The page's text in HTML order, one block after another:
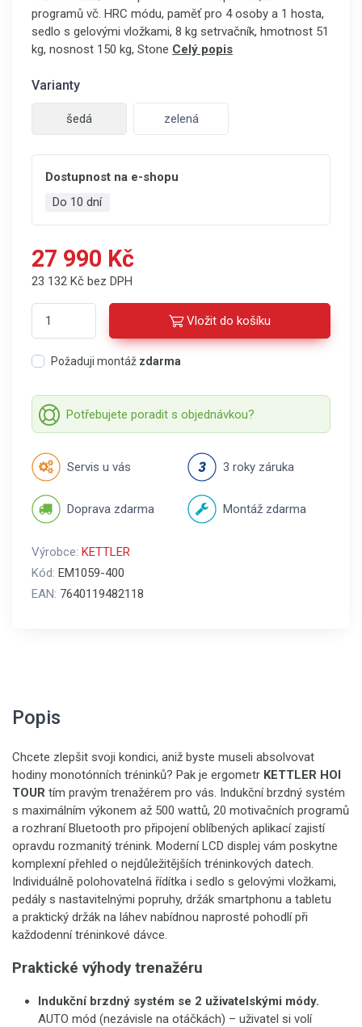
programů vč. HRC módu, paměť pro 4 osoby a 1 hosta,
sedlo s gelovými vložkami, 8 kg setrvačník, hmotnost 51
kg, nosnost 150 kg, Stone Celý popis
Varianty
šedá zelená
Dostupnost na e-shopu
Do 10 dní
27 990 Kč
23 132 Kč bez DPH
Vložit do košíku
Požaduji montáž zdarma
Potřebujete poradit s objednávkou?
Servis u vás 3 roky záruka
Doprava zdarma Montáž zdarma
Výrobce: KETTLER
Kód: EM1059-400
EAN: 7640119482118
Popis
Chcete zlepšit svoji kondici, aniž byste museli absolvovat
hodiny monotónních tréninků? Pak je ergometr KETTLER HOI
TOUR tím pravým trenažérem pro vás. Indukční brzdný systém
s maximálním výkonem až 500 wattů, 20 motivačních programů
a rozhraní Bluetooth pro připojení oblíbených aplikací zajistí
opravdu rozmanitý trénink. Moderní LCD displej vám poskytne
komplexní přehled o nejdůležitějších tréninkových datech.
Individuálně polohovatelná řídítka i sedlo s gelovými vložkami,
pedály s nastavitelnými popruhy, držák smartphonu a tabletu
a praktický držák na láhev nabídnou naprosté pohodlí při
každodenní tréninkové dávce.
Praktické výhody trenažéru
Indukční brzdný systém se 2 uživatelskými módy.
AUTO mód (nezávisle na otáčkách) – uživatel si volí